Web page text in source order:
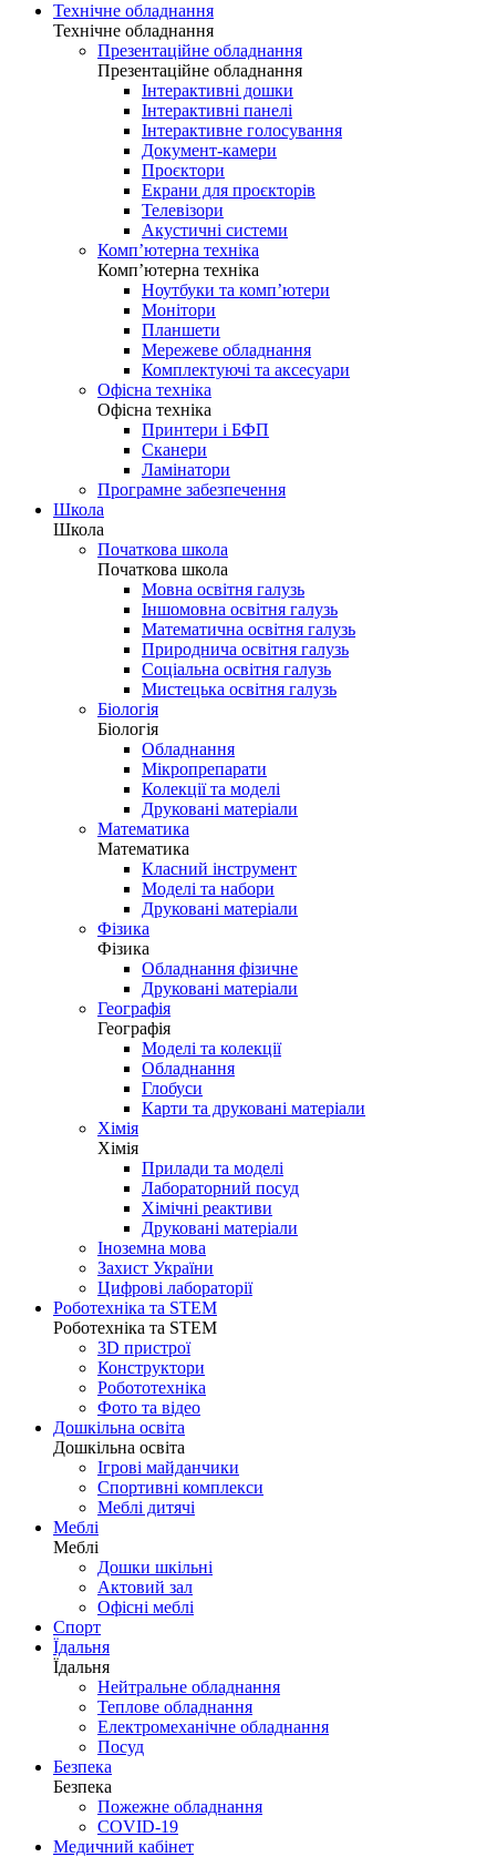
Технічне обладнання
Технічне обладнання
Презентаційне обладнання
Презентаційне обладнання
Інтерактивні дошки
Інтерактивні панелі
Інтерактивне голосування
Документ-камери
Проєктори
Екрани для проєкторів
Телевізори
Акустичні системи
Комп’ютерна техніка
Комп’ютерна техніка
Ноутбуки та комп’ютери
Монітори
Планшети
Мережеве обладнання
Комплектуючі та аксесуари
Офісна техніка
Офісна техніка
Принтери і БФП
Сканери
Ламінатори
Програмне забезпечення
Школа
Школа
Початкова школа
Початкова школа
Мовна освітня галузь
Іншомовна освітня галузь
Математична освітня галузь
Природнича освітня галузь
Соціальна освітня галузь
Мистецька освітня галузь
Біологія
Біологія
Обладнання
Мікропрепарати
Колекції та моделі
Друковані матеріали
Математика
Математика
Класний інструмент
Моделі та набори
Друковані матеріали
Фізика
Фізика
Обладнання фізичне
Друковані матеріали
Географія
Географія
Моделі та колекції
Обладнання
Глобуси
Карти та друковані матеріали
Хімія
Хімія
Прилади та моделі
Лабораторний посуд
Хімічні реактиви
Друковані матеріали
Іноземна мова
Захист України
Цифрові лабораторії
Роботехніка та STEM
Роботехніка та STEM
3D пристрої
Конструктори
Робототехніка
Фото та відео
Дошкільна освіта
Дошкільна освіта
Ігрові майданчики
Спортивні комплекси
Меблі дитячі
Меблі
Меблі
Дошки шкільні
Актовий зал
Офісні меблі
Спорт
Їдальня
Їдальня
Нейтральне обладнання
Теплове обладнання
Електромеханічне обладнання
Посуд
Безпека
Безпека
Пожежне обладнання
COVID-19
Медичний кабінет